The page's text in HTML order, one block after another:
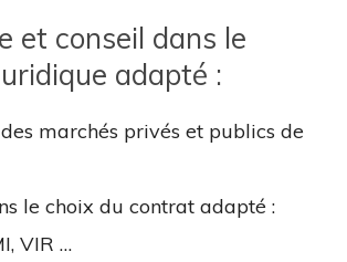
et conseil dans le
adapté :
marchés privés et publics de
le choix du contrat adapté :
VIR …